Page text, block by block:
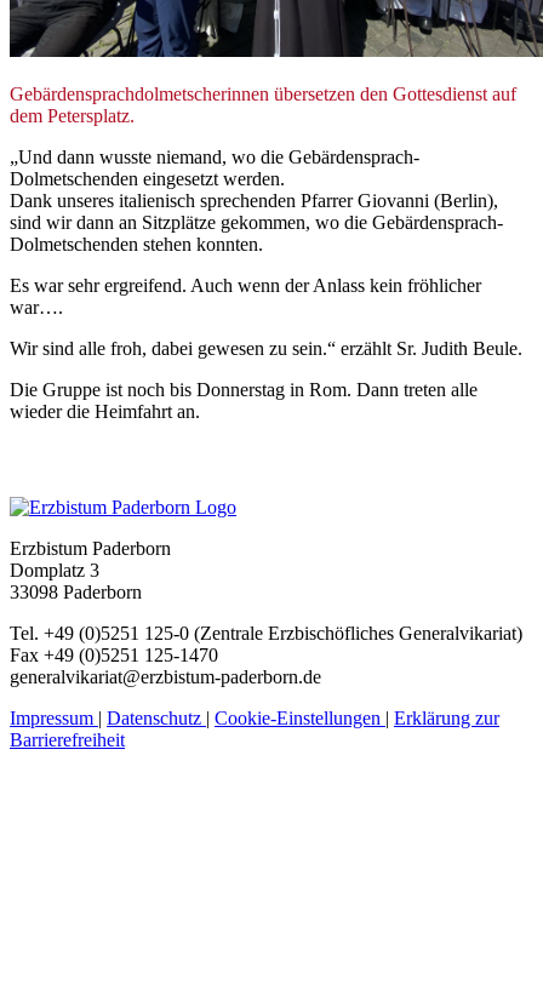
Gebärdensprachdolmetscherinnen übersetzen den Gottesdienst auf
dem Petersplatz.
„Und dann wusste niemand, wo die Gebärdensprach-
Dolmetschenden eingesetzt werden.
Dank unseres italienisch sprechenden Pfarrer Giovanni (Berlin),
sind wir dann an Sitzplätze gekommen, wo die Gebärdensprach-
Dolmetschenden stehen konnten.
Es war sehr ergreifend. Auch wenn der Anlass kein fröhlicher
war….
Wir sind alle froh, dabei gewesen zu sein.“ erzählt Sr. Judith Beule.
Die Gruppe ist noch bis Donnerstag in Rom. Dann treten alle
wieder die Heimfahrt an.
Erzbistum Paderborn
Domplatz 3
33098 Paderborn
Tel. +49 (0)5251 125-0 (Zentrale Erzbischöfliches Generalvikariat)
Fax +49 (0)5251 125-1470
generalvikariat@erzbistum-paderborn.de
Impressum | Datenschutz | Cookie-Einstellungen | Erklärung zur
Barrierefreiheit